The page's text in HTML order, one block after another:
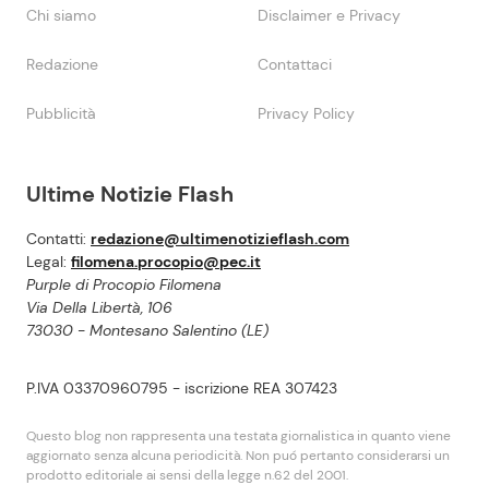
Ultime Notizie Flash
Contatti: redazione@ultimenotizieflash.com
Legal: filomena.procopio@pec.it
Purple di Procopio Filomena
Via Della Libertà, 106
73030 - Montesano Salentino (LE)
P.IVA 03370960795 - iscrizione REA 307423
Questo blog non rappresenta una testata giornalistica in quanto viene
aggiornato senza alcuna periodicità. Non puó pertanto considerarsi un
prodotto editoriale ai sensi della legge n.62 del 2001.
Chi siamo Disclaimer e Privacy
Redazione Contattaci
Pubblicità Privacy Policy